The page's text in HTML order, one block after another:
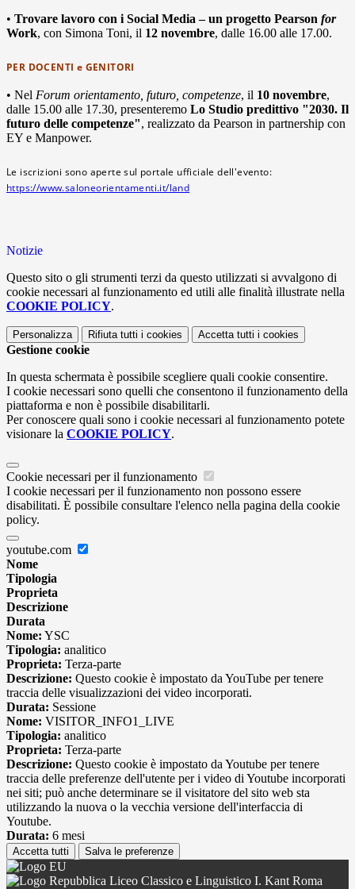
• Trovare lavoro con i Social Media – un progetto Pearson for
Work, con Simona Toni, il 12 novembre, dalle 16.00 alle 17.00.
PER DOCENTI e GENITORI
• Nel Forum orientamento, futuro, competenze, il 10 novembre,
dalle 15.00 alle 17.30, presenteremo Lo Studio predittivo "2030. Il
futuro delle competenze", realizzato da Pearson in partnership con
EY e Manpower.
Le iscrizioni sono aperte sul portale ufficiale dell'evento:
https://www.saloneorientamenti.it/land
Notizie
Questo sito o gli strumenti terzi da questo utilizzati si avvalgono di
cookie necessari al funzionamento ed utili alle finalità illustrate nella
COOKIE POLICY.
Personalizza Rifiuta tutti i cookies Accetta tutti i cookies
Gestione cookie
In questa schermata è possibile scegliere quali cookie consentire.
I cookie necessari sono quelli che consentono il funzionamento della
piattaforma e non è possibile disabilitarli.
Per conoscere quali sono i cookie necessari al funzionamento potete
visionare la COOKIE POLICY.
Cookie necessari per il funzionamento
I cookie necessari per il funzionamento non possono essere
disabilitati. È possibile consultare l'elenco nella pagina della cookie
policy.
youtube.com
Nome
Tipologia
Proprieta
Descrizione
Durata
Nome: YSC
Tipologia: analitico
Proprieta: Terza-parte
Descrizione: Questo cookie è impostato da YouTube per tenere
traccia delle visualizzazioni dei video incorporati.
Durata: Sessione
Nome: VISITOR_INFO1_LIVE
Tipologia: analitico
Proprieta: Terza-parte
Descrizione: Questo cookie è impostato da Youtube per tenere
traccia delle preferenze dell'utente per i video di Youtube incorporati
nei siti; può anche determinare se il visitatore del sito web sta
utilizzando la nuova o la vecchia versione dell'interfaccia di
Youtube.
Durata: 6 mesi
Accetta tutti Salva le preferenze
Liceo Classico e Linguistico I. Kant Roma